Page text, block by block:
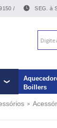
/ SEG. à
Boillers